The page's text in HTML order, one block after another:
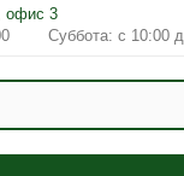
офис 3
Суббота: с 10:00